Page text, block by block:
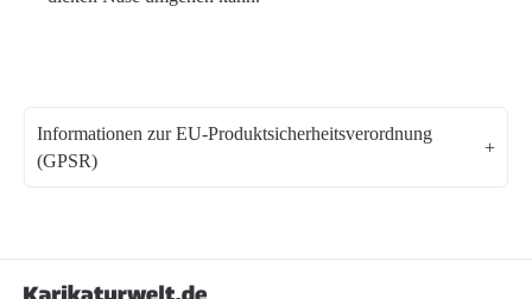
Informationen zur EU-Produktsicherheitsverordnung
(GPSR)